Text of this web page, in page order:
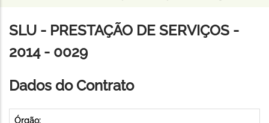
de
navegação
SLU - PRESTAÇÃO DE SERVIÇOS -
2014 - 0029
Dados do Contrato
Órgão: